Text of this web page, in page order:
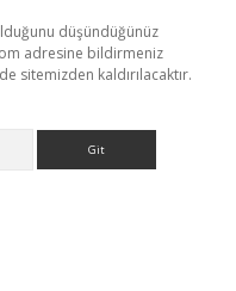
düşündüğünüz
adresine bildirmeniz
sitemizden kaldırılacaktır.